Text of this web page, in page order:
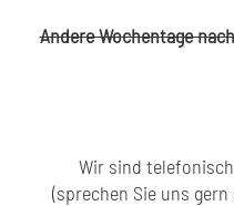
Andere Wochentage
Wir sind
(sprechen Sie uns